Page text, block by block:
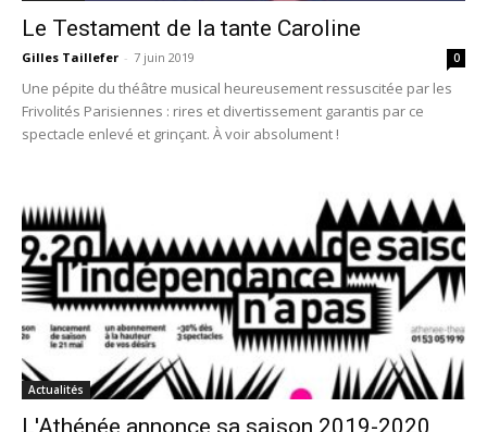
Le Testament de la tante Caroline
Gilles Taillefer - 7 juin 2019 0
Une pépite du théâtre musical heureusement ressuscitée par les
Frivolités Parisiennes : rires et divertissement garantis par ce
spectacle enlevé et grinçant. À voir absolument !
Actualités